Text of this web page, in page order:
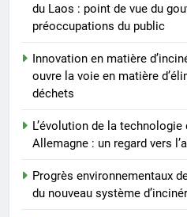
AIO
du Laos : point de vue du
préoccupations du public
Innovation en matière
ouvre la voie en matière
déchets
L’évolution de la
Allemagne : un regard vers
Progrès environnementaux
du nouveau système